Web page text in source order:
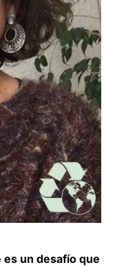
un desafío que